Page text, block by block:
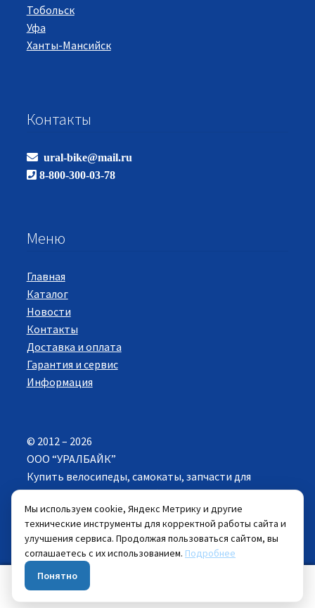
Тобольск
Уфа
Ханты-Мансийск
Контакты
ural-bike@mail.ru
8-800-300-03-78
Меню
Главная
Каталог
Новости
Контакты
Доставка и оплата
Гарантия и сервис
Информация
© 2012 – 2026
ООО “УРАЛБАЙК”
Купить велосипеды, самокаты, запчасти для
велосипедов в Екатеринбурге. Все права
защищены.
Цены указанные на сайте действуют при
самовывозе велосипеда из розничных магазинов.
Мы используем cookie, Яндекс Метрику и другие
технические инструменты для корректной работы сайта и
улучшения сервиса. Продолжая пользоваться сайтом, вы
соглашаетесь с их использованием. Подробнее
Понятно